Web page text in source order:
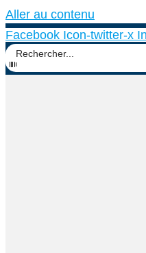
Aller au contenu
Facebook Icon-twitter-x